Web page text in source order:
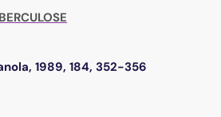
1989, 184, 352-356